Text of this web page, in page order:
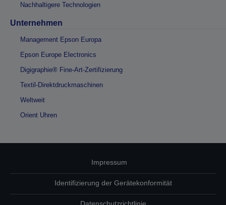
Nachhaltigere Technologien
Unternehmen
Management Epson Europa
Epson Europe Electronics
Digigraphie® Fine-Art-Zertifizierung
Textil-Direktdruckmaschinen
Weltweit
Orient Uhren
Impressum
Identifizierung der Gerätekonformität